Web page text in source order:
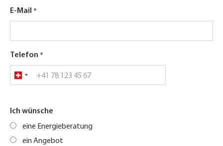
E-Mail
Telefon
Ich wünsche
eine Energieberatung
ein Angebot